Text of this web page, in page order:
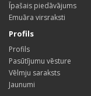
Īpašais piedāvājums
Emuāra virsraksti
Profils
Profils
Pasūtījumu vēsture
Vēlmju saraksts
Jaunumi